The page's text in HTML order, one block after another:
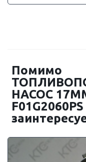
Помимо
НАСОС